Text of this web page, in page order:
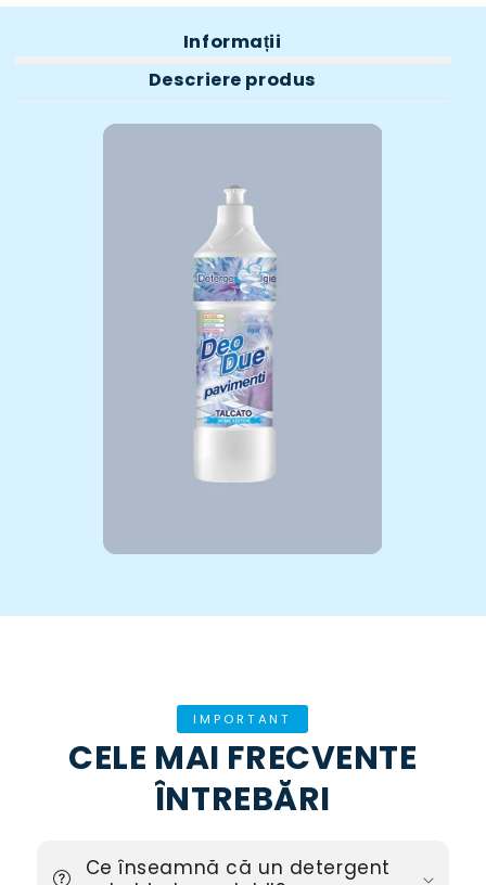
Informații
Descriere produs
IMPORTANT
CELE MAI FRECVENTE
ÎNTREBĂRI
Ce înseamnă că un detergent